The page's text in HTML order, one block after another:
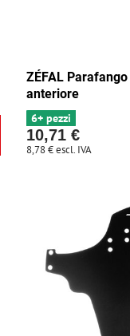
ZÉFAL Parafango
anteriore
6+ pezzi
10,71 €
8,78 €escl. IVA